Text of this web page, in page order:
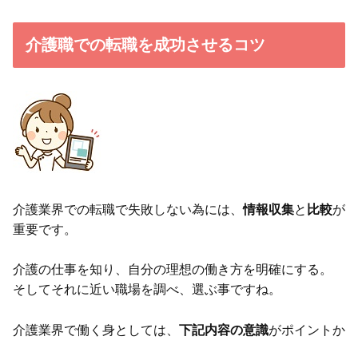
介護職での転職を成功させるコツ
介護業界での転職で失敗しない為には、情報収集と 比較が
重要です。
介護の仕事を知り、自分の理想の働き方を明確にする。
そしてそれに近い職場を調べ、選ぶ事ですね。
介護業界で働く身としては、 下記内容の意識がポイントか